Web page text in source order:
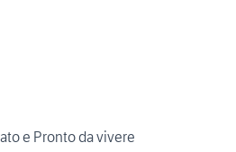
e Pronto da vivere